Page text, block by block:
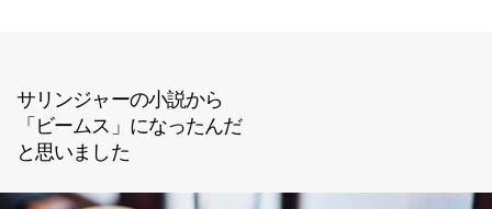
サリンジャーの小説から
「ビームス」になったんだ
と思いました